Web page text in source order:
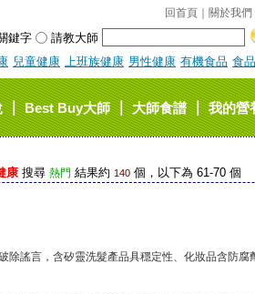
回首頁 關於我們
鍵字
請教大師
兒童健康 上班族健康 男性健康 有機食品 食
｜Best Buy大師｜大師食譜｜我的營
康搜尋 熱門 結果約 140個，以下為 61-70 個
除謠言，含矽靈洗髮產品具穩定性、化妝品含防腐